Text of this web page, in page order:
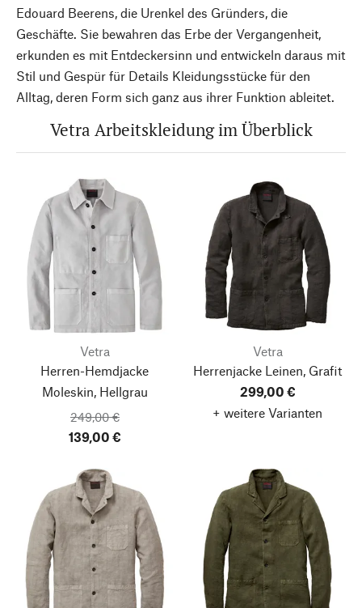
Edouard Beerens, die Urenkel des Gründers, die
Geschäfte. Sie bewahren das Erbe der Vergangenheit,
erkunden es mit Entdeckersinn und entwickeln daraus mit
Stil und Gespür für Details Kleidungsstücke für den
Alltag, deren Form sich ganz aus ihrer Funktion ableitet.
Vetra Arbeitskleidung im Überblick
Vetra
Herren-Hemdjacke
Moleskin, Hellgrau
249,00 €
139,00 €
Vetra
Herrenjacke Leinen, Grafit
299,00 €
+ weitere Varianten